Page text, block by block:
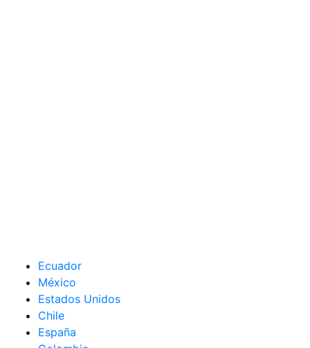
Ecuador
México
Estados Unidos
Chile
España